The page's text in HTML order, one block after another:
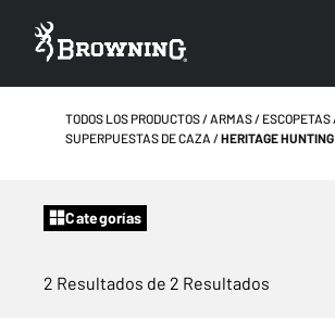
TODOS LOS PRODUCTOS ARMAS ESCOPETAS
SUPERPUESTAS DE CAZA
HERITAGE HUNTING
Categorías
2 Resultados de 2 Resultados